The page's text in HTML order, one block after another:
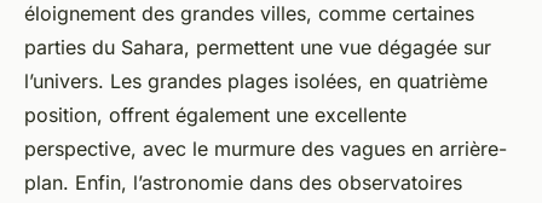
éloignement des grandes villes, comme certaines
parties du Sahara, permettent une vue dégagée sur
l’univers. Les grandes plages isolées, en quatrième
position, offrent également une excellente
perspective, avec le murmure des vagues en arrière-
plan. Enfin, l’astronomie dans des observatoires